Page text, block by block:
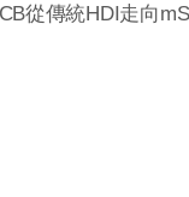
從傳統HDI走向